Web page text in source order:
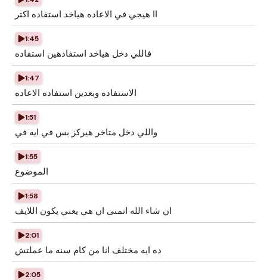
اا هيجي في الاعاده هياخد استفاده اكتر
1:45
فاللي دخل هياخد استفادهين استفاده
1:47
الاستفاده وبعدين استفاده الاعاده
1:51
واللي دخل متاخر هيركز بس في ايه في
1:55
الموضوع
1:58
ان شاء الله اتمنى ان هي يعني يكون اللايف
2:01
ده ايه مختلف انا من كام سنه ما عملتش
2:05